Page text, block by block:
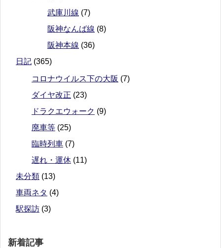
武庫川線 (7)
阪神なんば線 (8)
阪神本線 (36)
日記 (365)
コロナウイルス下の大阪 (7)
ダイヤ改正 (23)
ドラクエウォーク (9)
廃車等 (25)
臨時列車 (7)
遅れ・運休 (11)
未分類 (13)
車両ネタ (4)
駅探訪 (3)
新着記事